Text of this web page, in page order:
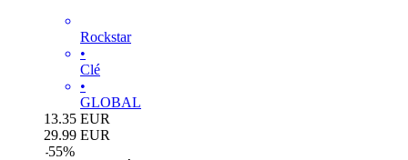
Rockstar
•
Clé
•
GLOBAL
13.35 EUR
29.99 EUR
-55%